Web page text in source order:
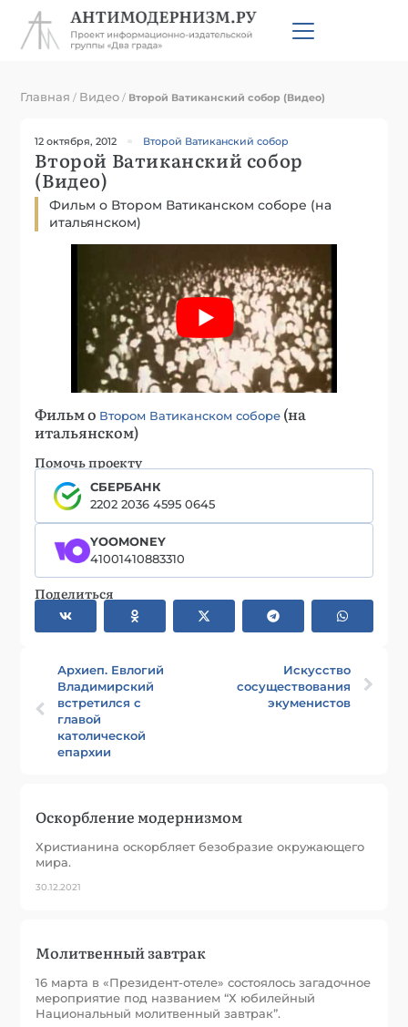
Главная / Видео / Второй Ватиканский собор (Видео)
12 октября, 2012 Второй Ватиканский собор
Второй Ватиканский собор
(Видео)
Фильм о Втором Ватиканском соборе (на
итальянском)
Фильм о Втором Ватиканском соборе (на
итальянском)
Помочь проекту
СБЕРБАНК
2202 2036 4595 0645
YOOMONEY
41001410883310
Поделиться
Архиеп. Евлогий
Владимирский
встретился с
главой
католической
епархии
Искусство
сосуществования
экуменистов
Оскорбление модернизмом
Христианина оскорбляет безобразие окружающего
мира.
30.12.2021
Молитвенный завтрак
16 марта в «Президент-отеле» состоялось загадочное
мероприятие под названием “Х юбилейный
Национальный молитвенный завтрак”.